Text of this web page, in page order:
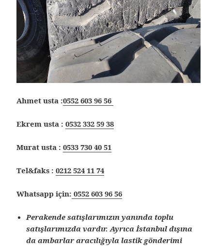
Ahmet usta :0552 603 96 56
Ekrem usta :0532 332 59 38
Murat usta :0533 730 40 51
Tel&faks :0212 524 11 74
Whatsapp için: 0552 603 96 56
Perakende satışlarımızın yanında toplu
satışlarımızda vardır. Ayrıca İstanbul dışına
da ambarlar aracılığıyla lastik gönderimi